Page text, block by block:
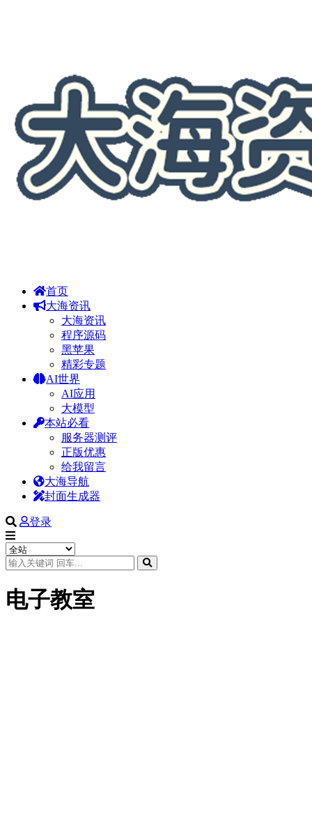
首页
大海资讯
大海资讯
程序源码
黑苹果
精彩专题
AI世界
AI应用
大模型
本站必看
服务器测评
正版优惠
给我留言
大海导航
封面生成器
登录
电子教室